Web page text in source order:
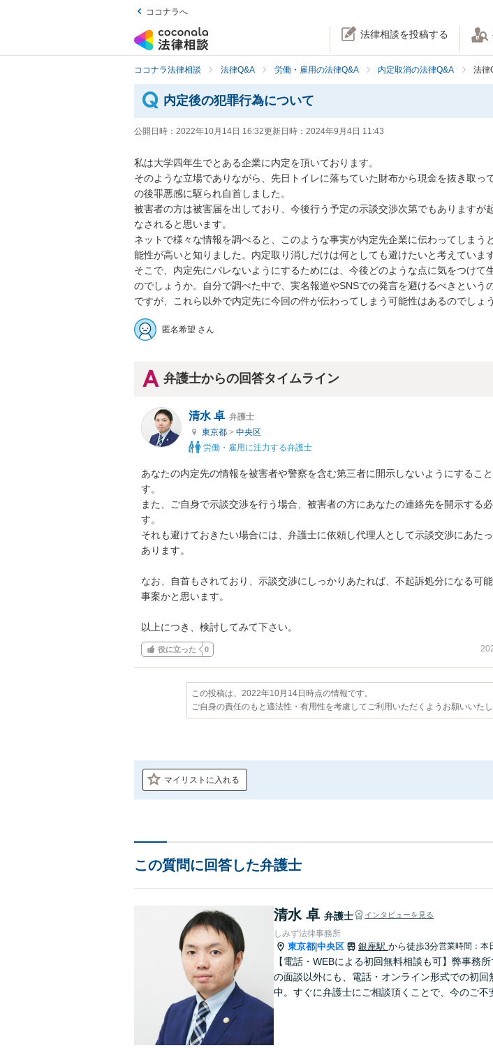
ココナラへ
法律相談を投稿する
ココナラ法律相談 法律Q&A 労働・雇用の法律Q&A 内定取消の法律Q&A 法律
内定後の犯罪行為について
公開日時： 2022年10月14日 16:32更新日時： 2024年9月4日 11:43
私は大学四年生でとある企業に内定を頂いております。
そのような立場でありながら、先日トイレに落ちていた財布から現金を抜き取っ
の後罪悪感に駆られ自首しました。
被害者の方は被害届を出しており、今後行う予定の示談交渉次第でもありますが
なされると思います。
ネットで様々な情報を調べると、このような事実が内定先企業に伝わってしまう
能性が高いと知りました。内定取り消しだけは何としても避けたいと考えています
そこで、内定先にバレないようにするためには、今後どのような点に気をつけて
のでしょうか。自分で調べた中で、実名報道やSNSでの発言を避けるべきという
ですが、これら以外で内定先に今回の件が伝わってしまう可能性はあるのでしょう
匿名希望 さん
弁護士からの回答タイムライン
清水 卓 弁護士
東京都 > 中央区
労働・雇用に注力する弁護士
あなたの内定先の情報を被害者や警察を含む第三者に開示しないようにするこ
す。
また、ご自身で示談交渉を行う場合、被害者の方にあなたの連絡先を開示する
す。
それも避けておきたい場合には、弁護士に依頼し代理人として示談交渉にあた
あります。
なお、自首もされており、示談交渉にしっかりあたれば、不起訴処分になる可
事案かと思います。
以上につき、検討してみて下さい。
役に立った 0
この投稿は、2022年10月14日時点の情報です。
ご自身の責任のもと適法性・有用性を考慮してご利用いただくようお願いいたし
マイリストに入れる
この質問に回答した弁護士
清水 卓 弁護士 インタビューを見る
しみず法律事務所
東京都 中央区 銀座駅 から徒歩3分営業時間：本
【電話・WEBによる初回無料相談も可】弊事務
の面談以外にも、電話・オンライン形式での初回
中。すぐに弁護士にご相談頂くことで、今のご不